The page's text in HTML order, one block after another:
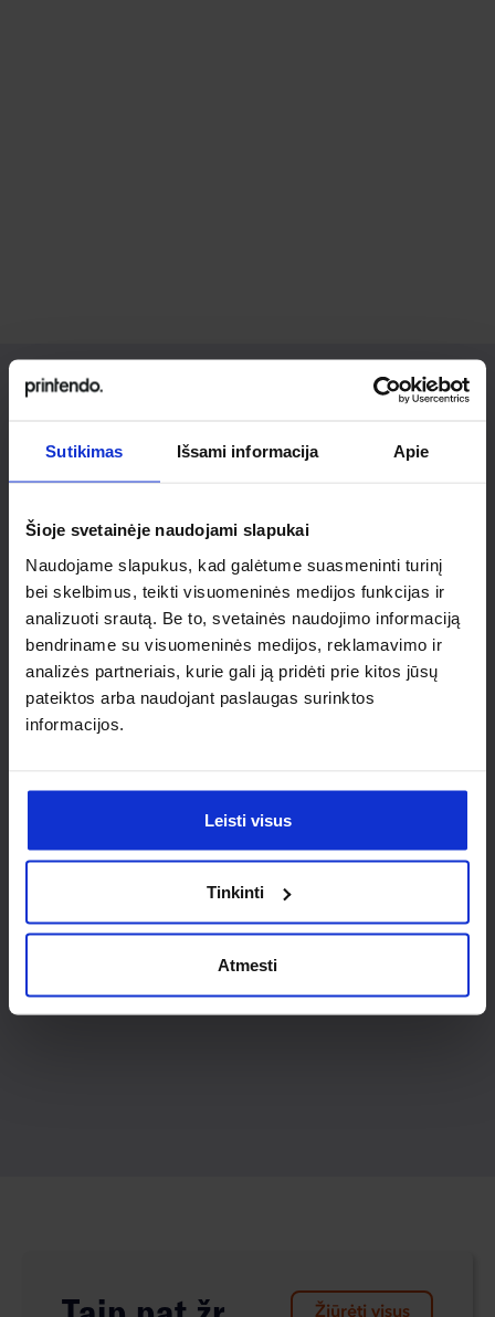
Sutikimas Išsami informacija Apie
Šioje svetainėje naudojami slapukai
Naudojame slapukus, kad galėtume suasmeninti turinį
bei skelbimus, teikti visuomeninės medijos funkcijas ir
analizuoti srautą. Be to, svetainės naudojimo informaciją
bendriname su visuomeninės medijos, reklamavimo ir
analizės partneriais, kurie gali ją pridėti prie kitos jūsų
pateiktos arba naudojant paslaugas surinktos
informacijos.
Leisti visus
Tinkinti
Atmesti
Ieškai
individualaus
sprendimo?
Susisiek su mumis dėl
nestandartinio produkto aptarimo.
Susisiekti
Žiūrėti visus